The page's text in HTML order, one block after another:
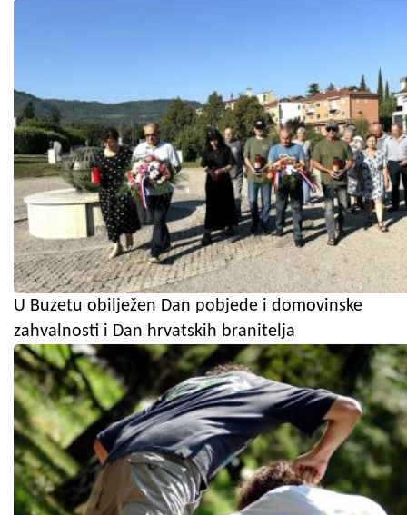
U Buzetu obilježen Dan pobjede i domovinske
zahvalnosti i Dan hrvatskih branitelja